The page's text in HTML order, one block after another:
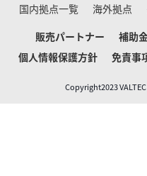
国内拠点一覧
海外拠点
販売パートナー
補助
個人情報保護方針
免責事
Copyright2023